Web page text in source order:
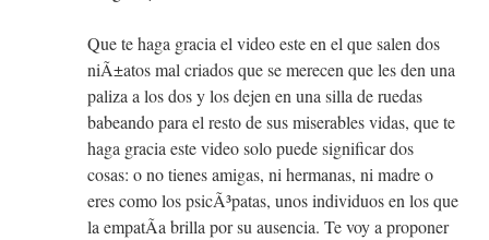
Que te haga gracia el video este en el que salen dos
niÃ±atos mal criados que se merecen que les den una
paliza a los dos y los dejen en una silla de ruedas
babeando para el resto de sus miserables vidas, que te
haga gracia este video solo puede significar dos
cosas: o no tienes amigas, ni hermanas, ni madre o
eres como los psicÃ³patas, unos individuos en los que
la empatÃ­a brilla por su ausencia. Te voy a proponer